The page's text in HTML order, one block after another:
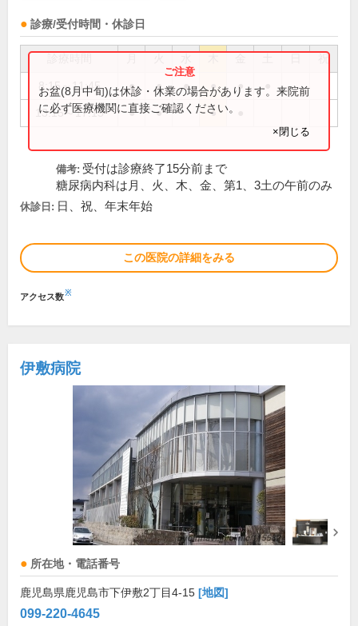
診療/受付時間・休診日
祝
8:15～11:45 ● ● ● ● ●
13:15～17:15 ● ● ●
お盆(8月中旬)は休診・休業の場合があります。来院前
に必ず医療機関に直接ご確認ください。
×閉じる
備考: 受付は診療終了15分前まで
糖尿病内科は月、火、木、金、第1、3土の午前のみ
休診日: 日、祝、年末年始
この医院の詳細をみる
アクセス数※
伊敷病院
所在地・電話番号
鹿児島県鹿児島市下伊敷2丁目4-15 [地図]
099-220-4645